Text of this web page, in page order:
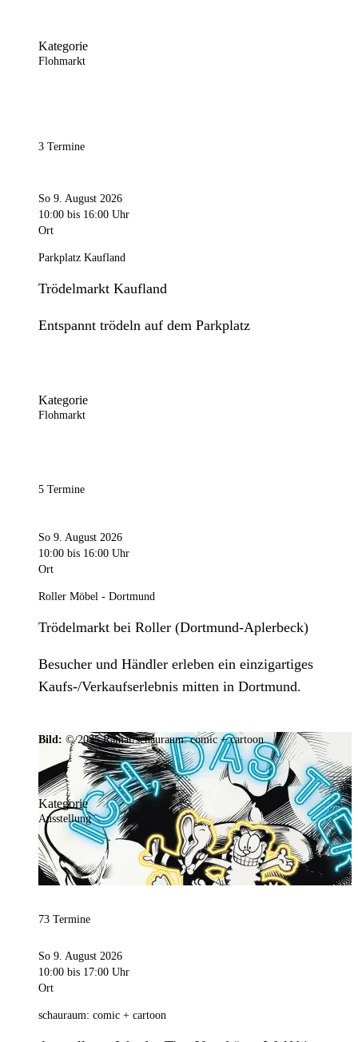
Kategorie
Flohmarkt
3 Termine
So 9. August 2026
10:00 bis 16:00 Uhr
Ort
Parkplatz Kaufland
Trödelmarkt Kaufland
Entspannt trödeln auf dem Parkplatz
Kategorie
Flohmarkt
5 Termine
So 9. August 2026
10:00 bis 16:00 Uhr
Ort
Roller Möbel - Dortmund
Trödelmarkt bei Roller (Dortmund-Aplerbeck)
Besucher und Händler erleben ein einzigartiges
Kaufs-/Verkaufserlebnis mitten in Dortmund.
Bild: © 2025 Ramar/schauraum: comic + cartoon
Kategorie
Ausstellung
73 Termine
So 9. August 2026
10:00 bis 17:00 Uhr
Ort
schauraum: comic + cartoon